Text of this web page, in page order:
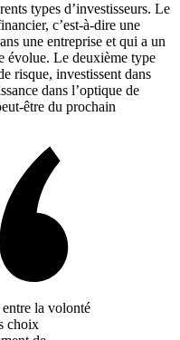
types d’investisseurs. Le
c’est-à-dire une
une entreprise et qui a un
évolue. Le deuxième type
risque, investissent dans
dans l’optique de
être du prochain
la volonté
choix